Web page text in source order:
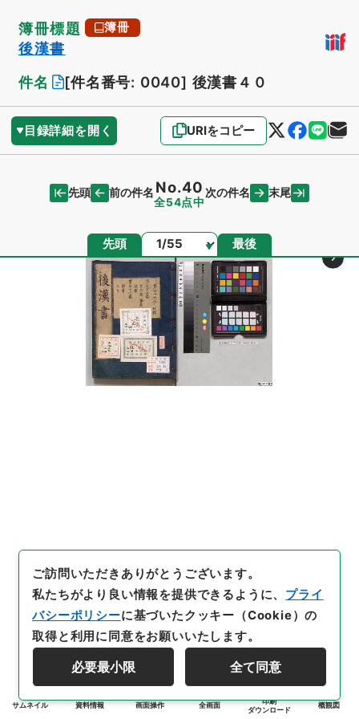
簿冊標題 簿冊
後漢書
件名
[件名番号: 0040] 後漢書４０
目録詳細を開く URIをコピー
先頭 前の件名 No.40
全54点中
次の件名 末尾
先頭 ページ 最後
サムネイル 資料情報 画面操作 全画面
印刷
ダウンロード
概観図
ご訪問いただきありがとうございます。
私たちがより良い情報を提供できるように、 プライ
バシーポリシーに基づいたクッキー（Cookie）の
取得と利用に同意をお願いいたします。
必要最小限 全て同意